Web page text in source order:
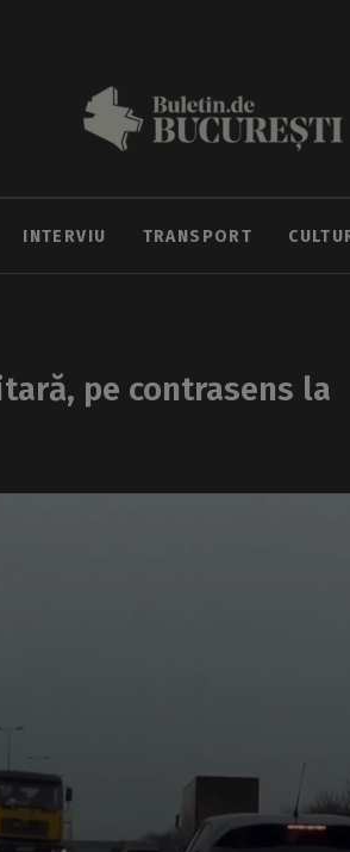
INTERVIU TRANSPORT
pe contrasens la